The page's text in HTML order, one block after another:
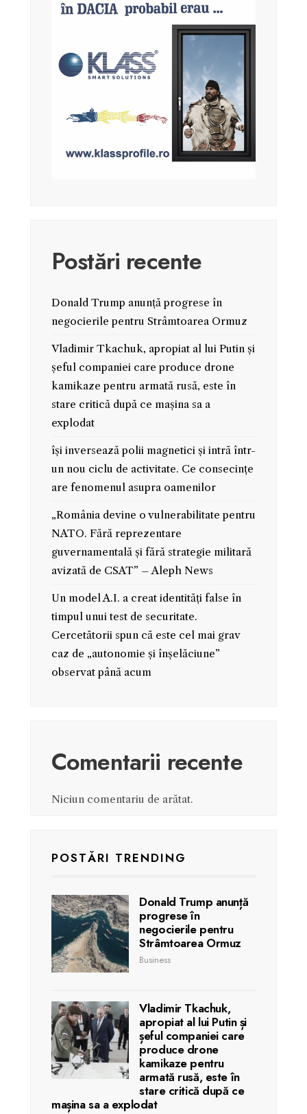
Postări recente
Donald Trump anunță progrese în
negocierile pentru Strâmtoarea Ormuz
Vladimir Tkachuk, apropiat al lui Putin și
șeful companiei care produce drone
kamikaze pentru armată rusă, este în
stare critică după ce mașina sa a
explodat
își inversează polii magnetici și intră într-
un nou ciclu de activitate. Ce consecințe
are fenomenul asupra oamenilor
„România devine o vulnerabilitate pentru
NATO. Fără reprezentare
guvernamentală și fără strategie militară
avizată de CSAT” – Aleph News
Un model A.I. a creat identități false în
timpul unui test de securitate.
Cercetătorii spun că este cel mai grav
caz de „autonomie și înșelăciune”
observat până acum
Comentarii recente
Niciun comentariu de arătat.
POSTĂRI TRENDING
Donald Trump anunță
progrese în
negocierile pentru
Strâmtoarea Ormuz
Business
Vladimir Tkachuk,
apropiat al lui Putin și
șeful companiei care
produce drone
kamikaze pentru
armată rusă, este în
stare critică după ce
mașina sa a explodat